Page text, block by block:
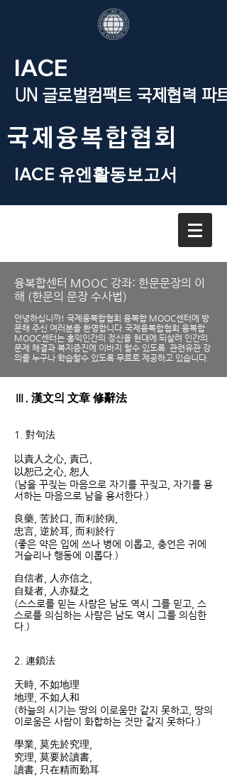
IACE
UN 글로벌컴팩트 국제협력 파트
​국제융복합협회
IACE 유엔활동보고서
융복합센터 MOOC 강좌: 한문문장의 이
해 (한문의 문장 수사법)
안녕하십니까! 국제융복합협회 융복합 MOOC센터에 방
문해 주신 여러분을 환영합니다.국제융복합협회 융복합
MOOC센터는 홍익인간의 정신을 현대에 되살려 인간의
문제 해결과 복지증진에 이바지 할수 있도록 관련유관 강
의를 누구나 학습할수 있도록 무료로 제공하고 있습니다.
Ⅲ. 漢文의 文章 修辭法
1. 對句法
以責人之心, 責己,
以恕己之心, 恕人
(남을 꾸짖는 마음으로 자기를 꾸짖고, 자기를 용
서하는 마음으로 남을 용서한다.)
良藥, 苦於口, 而利於病,
忠言, 逆於耳, 而利於行
(좋은 약은 입에 쓰나 병에 이롭고, 충언은 귀에
거슬리나 행동에 이롭다.)
自信者, 人亦信之,
自疑者, 人亦疑之
(스스로를 믿는 사람은 남도 역시 그를 믿고, 스
스로를 의심하는 사람은 남도 역시 그를 의심한
다.)
2. 連鎖法
天時, 不如地理
地理, 不如人和
(하늘의 시기는 땅의 이로움만 같지 못하고, 땅의
이로움은 사람이 화합하는 것만 같지 못하다.)
學業, 莫先於究理,
究理, 莫要於讀書,
讀書, 只在精而勤耳